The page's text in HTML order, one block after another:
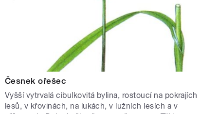
Česnek ořešec
Vyšší vytrvalá cibulkovitá bylina, rostoucí na pokrajích
lesů, v křovinách, na lukách, v lužních lesích a v